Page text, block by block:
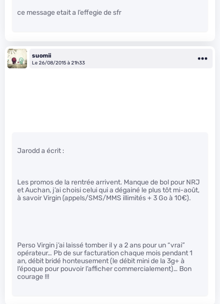
ce message etait a l’effegie de sfr
suomii
Le 26/08/2015 à 21h33
Jarodd a écrit :
Les promos de la rentrée arrivent. Manque de bol pour NRJ
et Auchan, j’ai choisi celui qui a dégainé le plus tôt mi-août,
à savoir Virgin (appels/SMS/MMS illimités + 3 Go à 10€).
Perso Virgin j’ai laissé tomber il y a 2 ans pour un “vrai”
opérateur… Pb de sur facturation chaque mois pendant 1
an, débit bridé honteusement (le débit mini de la 3g+ à
l’époque pour pouvoir l’afficher commercialement)… Bon
courage !!!